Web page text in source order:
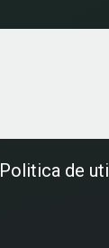
Politica de